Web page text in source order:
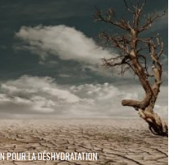
POUR LA DÉSHYDRATATION